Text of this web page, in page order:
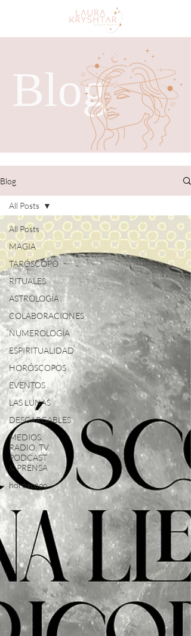
Blog
Blog
All Posts
MAGIA
TARÓSCOPO
RITUALES
ASTROLOGÍA
COLABORACIONES
NUMEROLOGÍA
ESPIRITUALIDAD
HORÓSCOPOS
EVENTOS
LAS LUNAS
DESCARGABLES
MEDIOS:
RADIO, TV,
PODCAST
& PRENSA
horóscopo
All Posts